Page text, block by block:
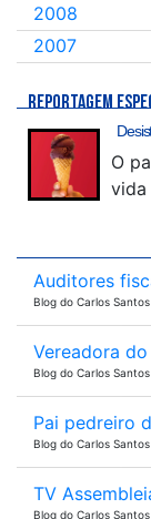
2008
2007
REPORTAGEM
O
vida
Auditores
Blog do Carlos
Vereadora
Blog do Carlos
Pai pedreiro
Blog do Carlos
TV
Blog do Carlos